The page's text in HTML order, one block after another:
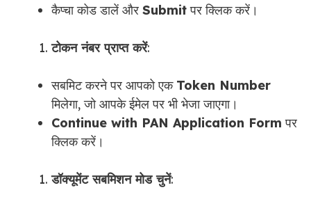
कैप्चा कोड डालें और Submitपर क्लिक करें।
टोकन नंबर प्राप्त करें:
सबमिट करने पर आपको एक Token Number
मिलेगा, जो आपके ईमेल पर भी भेजा जाएगा।
Continue with PAN Application Form पर
क्लिक करें।
डॉक्यूमेंट सबमिशन मोड चुनें: